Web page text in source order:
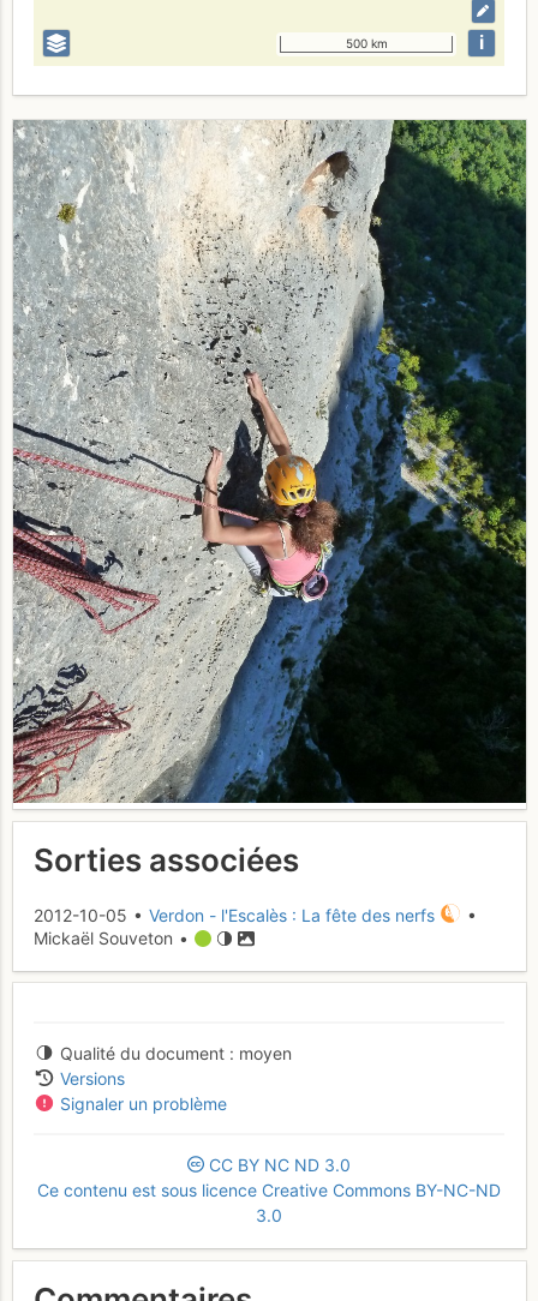
500 km i
Sorties associées
2012-10-05 • Verdon - l'Escalès : La fête des nerfs
•
Mickaël Souveton •
Qualité du document
moyen
Versions
Signaler un problème
CC BY NC ND 3.0
Ce contenu est sous licence Creative Commons BY-NC-ND
3.0